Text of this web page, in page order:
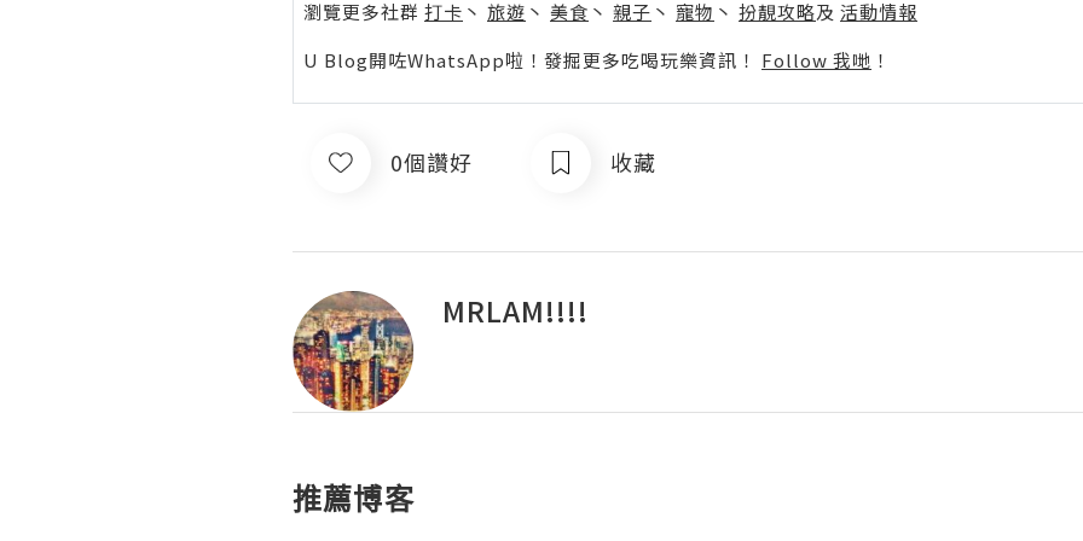
瀏覽更多社群 打卡 丶 旅遊 丶 美食 丶 親子 丶 寵物 丶 扮靚攻略及 活動情報
U Blog開咗WhatsApp啦！發掘更多吃喝玩樂資訊！ Follow 我哋 ！
0個讚好 收藏
MRLAM!!!!
推薦博客